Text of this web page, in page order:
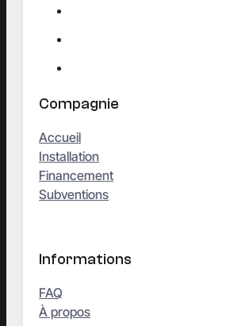
Compagnie
Accueil
Installation
Financement
Subventions
Informations
FAQ
À propos